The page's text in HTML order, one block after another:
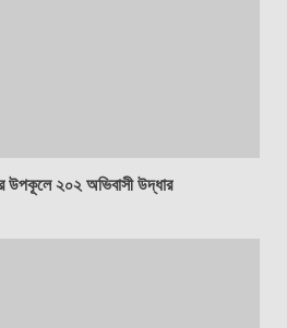
উপকূলে ২০২ অভিবাসী উদ্ধার